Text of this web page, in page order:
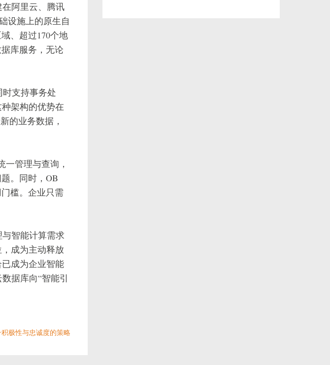
阿里云、腾讯
设施上的原生自
、超过170个地
库服务，无论
支持事务处
架构的优势在
的业务数据，
一管理与查询，
。同时，OB
槛。企业只需
智能计算需求
成为主动释放
成为企业智能
据库向“智能引
极性与忠诚度的策略